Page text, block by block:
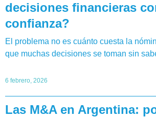
decisiones financieras
confianza?
El problema no es cuánto cuesta la
que muchas decisiones se toman sin
6 febrero, 2026
Las M&A en Argentina: